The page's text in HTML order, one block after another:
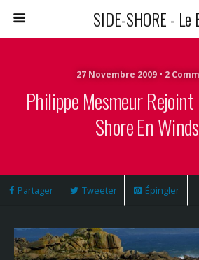
SIDE-SHORE - Le
27 Novembre 2009 • 2
Philippe Mesmeur Rejoint
Shore En
Partager Tweeter Épingler